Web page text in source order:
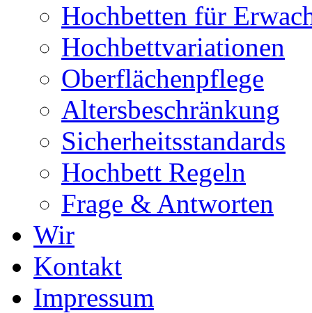
Hochbetten für
Hochbettvariationen
Oberflächenpflege
Altersbeschränkung
Sicherheitsstandards
Hochbett Regeln
Frage & Antworten
Wir
Kontakt
Impressum